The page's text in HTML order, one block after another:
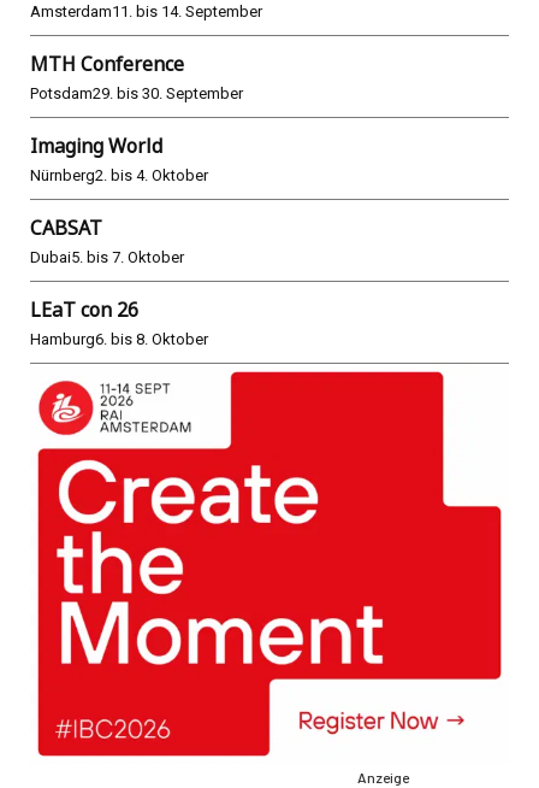
Amsterdam11. bis 14. September
MTH Conference
Potsdam29. bis 30. September
Imaging World
Nürnberg2. bis 4. Oktober
CABSAT
Dubai5. bis 7. Oktober
LEaT con 26
Hamburg6. bis 8. Oktober
Anzeige